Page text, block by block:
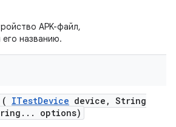
APK-файл,
названию.
( ITestDevice device , String
. . . options)